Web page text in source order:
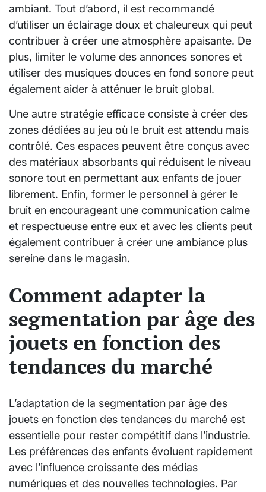
ambiant. Tout d’abord, il est recommandé
d’utiliser un éclairage doux et chaleureux qui peut
contribuer à créer une atmosphère apaisante. De
plus, limiter le volume des annonces sonores et
utiliser des musiques douces en fond sonore peut
également aider à atténuer le bruit global.
Une autre stratégie efficace consiste à créer des
zones dédiées au jeu où le bruit est attendu mais
contrôlé. Ces espaces peuvent être conçus avec
des matériaux absorbants qui réduisent le niveau
sonore tout en permettant aux enfants de jouer
librement. Enfin, former le personnel à gérer le
bruit en encourageant une communication calme
et respectueuse entre eux et avec les clients peut
également contribuer à créer une ambiance plus
sereine dans le magasin.
Comment adapter la
segmentation par âge des
jouets en fonction des
tendances du marché
L’adaptation de la segmentation par âge des
jouets en fonction des tendances du marché est
essentielle pour rester compétitif dans l’industrie.
Les préférences des enfants évoluent rapidement
avec l’influence croissante des médias
numériques et des nouvelles technologies. Par